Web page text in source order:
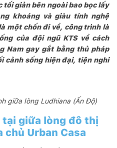
giản bên ngoài bao bọc lấy
khoáng và giàu tính nghệ
một chốn đi về, công trình là
của đội ngũ KTS về cách
Nam gay gắt bằng thủ pháp
cảnh sống hiện đại, tiện nghi
giữa lòng Ludhiana (Ấn Độ)
giữa lòng đô thị
chủ Urban Casa